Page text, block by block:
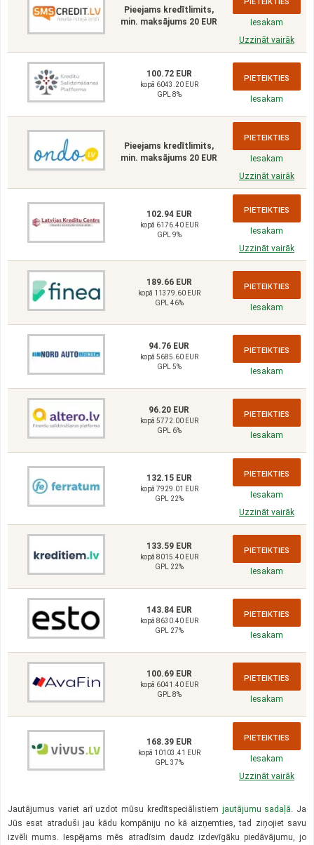
Pieejams kredītlimits,
min. maksājums 20 EUR
Iesakam
Uzzināt vairāk
100.72 EUR
kopā 6043.20 EUR
GPL 8%
PIETEIKTIES
Iesakam
Pieejams kredītlimits,
min. maksājums 20 EUR
PIETEIKTIES
Iesakam
Uzzināt vairāk
102.94 EUR
kopā 6176.40 EUR
GPL 9%
PIETEIKTIES
Iesakam
Uzzināt vairāk
189.66 EUR
kopā 11379.60 EUR
GPL 46%
PIETEIKTIES
Iesakam
94.76 EUR
kopā 5685.60 EUR
GPL 5%
PIETEIKTIES
Iesakam
96.20 EUR
kopā 5772.00 EUR
GPL 6%
PIETEIKTIES
Iesakam
132.15 EUR
kopā 7929.01 EUR
GPL 22%
PIETEIKTIES
Iesakam
Uzzināt vairāk
133.59 EUR
kopā 8015.40 EUR
GPL 22%
PIETEIKTIES
Iesakam
143.84 EUR
kopā 8630.40 EUR
GPL 27%
PIETEIKTIES
Iesakam
100.69 EUR
kopā 6041.40 EUR
GPL 8%
PIETEIKTIES
Iesakam
168.39 EUR
kopā 10103.41 EUR
GPL 37%
PIETEIKTIES
Iesakam
Uzzināt vairāk
Jautājumus variet arī uzdot mūsu kredītspeciālistiem jautājumu sadaļā. Ja
Jūs esat atraduši jau kādu kompāniju no kā aizņemties, tad ziņojiet savu
izvēli mums. Iespējams mēs atradīsim daudz izdevīgāku piedāvājumu, jo